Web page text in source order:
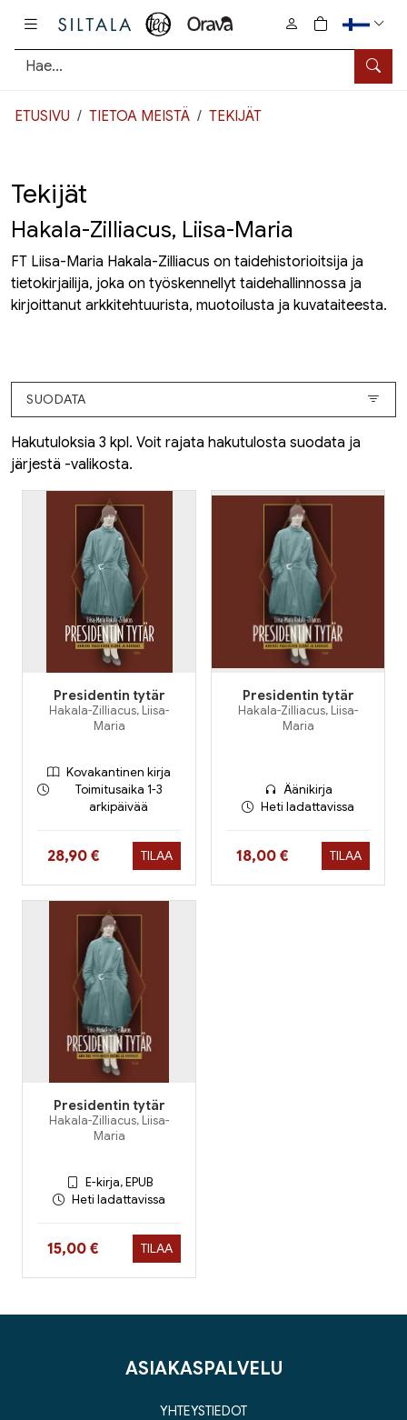
Hae
0
tuotetta
ETUSIVU TIETOA MEISTÄ TEKIJÄT
Tekijät
Hakala-Zilliacus, Liisa-Maria
FT Liisa-Maria Hakala-Zilliacus on taidehistorioitsija ja
tietokirjailija, joka on työskennellyt taidehallinnossa ja
kirjoittanut arkkitehtuurista, muotoilusta ja kuvataiteesta.
SUODATA
Hakutuloksia 3 kpl. Voit rajata hakutulosta suodata ja
järjestä -valikosta.
Presidentin tytär
Hakala-Zilliacus, Liisa-
Maria
Kovakantinen kirja
Toimitusaika 1-3
arkipäivää
Hinta nyt
28,90 € TILAA
Presidentin tytär
Hakala-Zilliacus, Liisa-
Maria
Äänikirja
Heti ladattavissa
Hinta nyt
18,00 € TILAA
Presidentin tytär
Hakala-Zilliacus, Liisa-
Maria
E-kirja, EPUB
Heti ladattavissa
Hinta nyt
15,00 € TILAA
ASIAKASPALVELU
YHTEYSTIEDOT